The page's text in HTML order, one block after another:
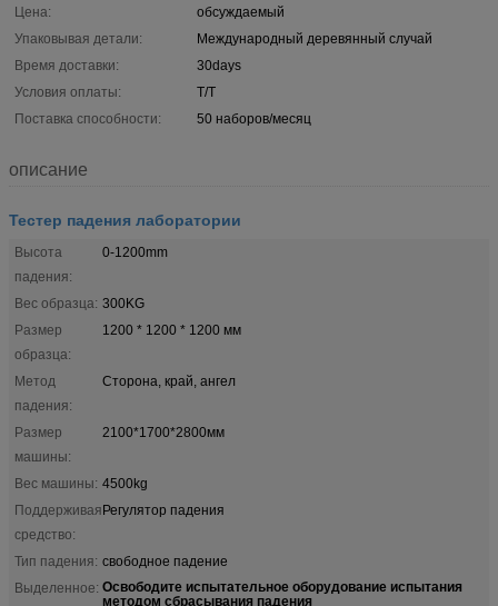
Цена:
обсуждаемый
Упаковывая детали:
Международный деревянный случай
Время доставки:
30days
Условия оплаты:
T/T
Поставка способности:
50 наборов/месяц
описание
Тестер падения лаборатории
Высота
падения:
0-1200mm
Вес образца: 300KG
Размер
образца:
1200 * 1200 * 1200 мм
Метод
падения:
Сторона, край, ангел
Размер
машины:
2100*1700*2800мм
Вес машины: 4500kg
Поддерживая
средство:
Регулятор падения
Тип падения: свободное падение
Выделенное: Освободите испытательное оборудование испытания
методом сбрасывания падения